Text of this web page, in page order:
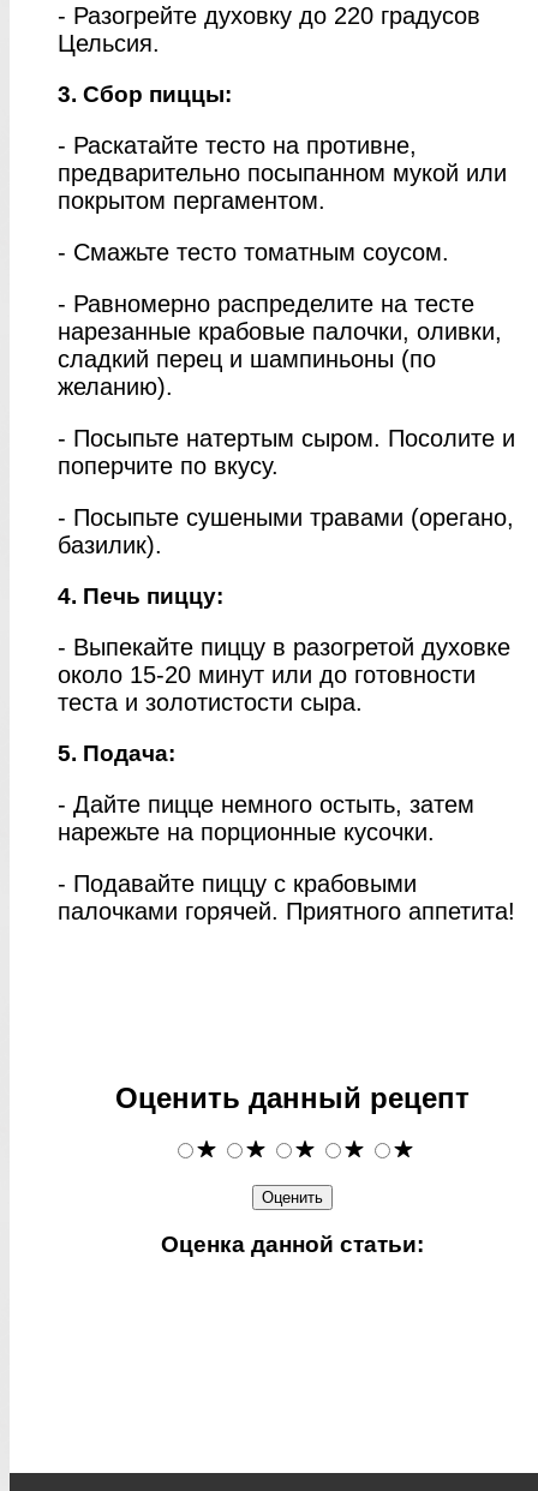
- Разогрейте духовку до 220 градусов
Цельсия.
3. Сбор пиццы:
- Раскатайте тесто на противне,
предварительно посыпанном мукой или
покрытом пергаментом.
- Смажьте тесто томатным соусом.
- Равномерно распределите на тесте
нарезанные крабовые палочки, оливки,
сладкий перец и шампиньоны (по
желанию).
- Посыпьте натертым сыром. Посолите и
поперчите по вкусу.
- Посыпьте сушеными травами (орегано,
базилик).
4. Печь пиццу:
- Выпекайте пиццу в разогретой духовке
около 15-20 минут или до готовности
теста и золотистости сыра.
5. Подача:
- Дайте пицце немного остыть, затем
нарежьте на порционные кусочки.
- Подавайте пиццу с крабовыми
палочками горячей. Приятного аппетита!
Оценить данный рецепт
Оценка данной статьи: